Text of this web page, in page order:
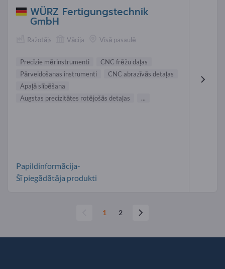
WÜRZ Fertigungstechnik
GmbH
Ražotājs Vācija Visā pasaulē
Precīzie mērinstrumenti
CNC frēžu daļas
Pārveidošanas instrumenti
CNC abrazīvās detaļas
Apaļā slīpēšana
Augstas precizitātes rotējošās detaļas
...
Papildinformācija-
Šī piegādātāja produkti
1 2